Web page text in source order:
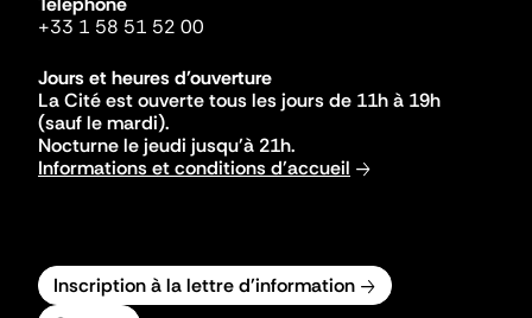
+33 1 58 51 52 00
Jours et heures d'ouverture
La Cité est ouverte tous les jours de 11h à 19h
(sauf le mardi).
Nocturne le jeudi jusqu'à 21h.
Informations et conditions d'accueil
Inscription à la lettre d'information